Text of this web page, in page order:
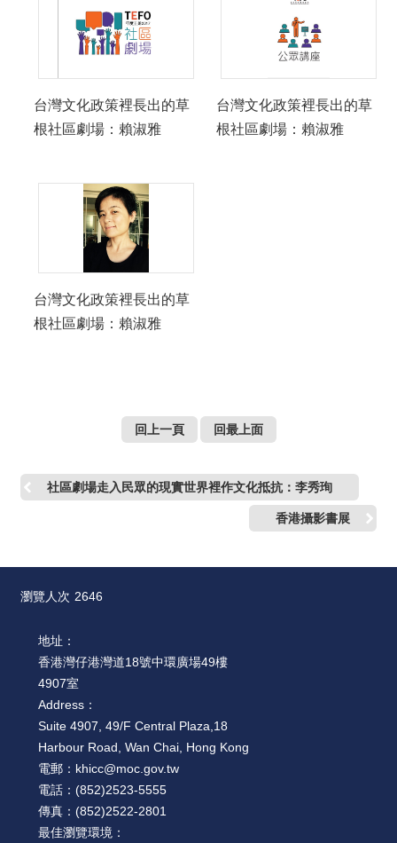
台灣文化政策裡長出的草
根社區劇場：賴淑雅
台灣文化政策裡長出的草
根社區劇場：賴淑雅
台灣文化政策裡長出的草
根社區劇場：賴淑雅
回上一頁 回最上面
社區劇場走入民眾的現實世界裡作文化抵抗：李秀珣
香港攝影書展
瀏覽人次 2646
地址：
香港灣仔港灣道18號中環廣場49樓
4907室
Address：
Suite 4907, 49/F Central Plaza,18
Harbour Road, Wan Chai, Hong Kong
電郵： khicc@moc.gov.tw
電話： (852)2523-5555
傳真： (852)2522-2801
最佳瀏覽環境：